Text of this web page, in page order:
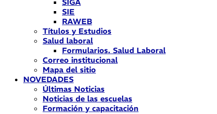
SIGA
SIE
RAWEB
Títulos y Estudios
Salud laboral
Formularios. Salud Laboral
Correo institucional
Mapa del sitio
NOVEDADES
Últimas Noticias
Noticias de las escuelas
Formación y capacitación